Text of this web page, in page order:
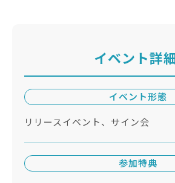
イベント詳細
イベント形態
リリースイベント、サイン会
参加特典